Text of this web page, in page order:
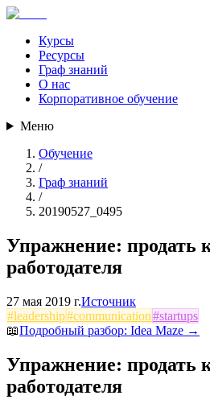
Курсы
Ресурсы
Граф знаний
О нас
Корпоративное обучение
Меню
Обучение
/
Граф знаний
/
20190527_0495
Упражнение: продать
работодателя
27 мая 2019 г.Источник
#leadership#communication#startups
📖Подробный разбор: Idea Maze →
Упражнение: продать
работодателя